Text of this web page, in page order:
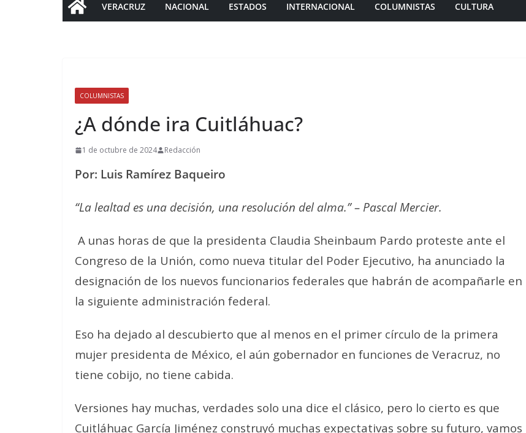
VERACRUZ NACIONAL ESTADOS INTERNACIONAL COLUMNISTAS CULTURA
COLUMNISTAS
¿A dónde ira Cuitláhuac?
1 de octubre de 2024 Redacción
Por: Luis Ramírez Baqueiro
“La lealtad es una decisión, una resolución del alma.” – Pascal Mercier.
A unas horas de que la presidenta Claudia Sheinbaum Pardo proteste ante el
Congreso de la Unión, como nueva titular del Poder Ejecutivo, ha anunciado la
designación de los nuevos funcionarios federales que habrán de acompañarle en
la siguiente administración federal.
Eso ha dejado al descubierto que al menos en el primer círculo de la primera
mujer presidenta de México, el aún gobernador en funciones de Veracruz, no
tiene cobijo, no tiene cabida.
Versiones hay muchas, verdades solo una dice el clásico, pero lo cierto es que
Cuitláhuac García Jiménez construyó muchas expectativas sobre su futuro, vamos